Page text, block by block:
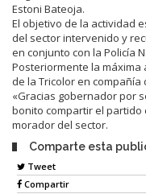
Estoni Bateoja.
El objetivo de la actividad
del sector intervenido y
en conjunto con la Policía
Posteriormente la
de la Tricolor en
«Gracias gobernador por
bonito compartir el partido
morador del sector.
Comparte esta
Tweet
Compartir